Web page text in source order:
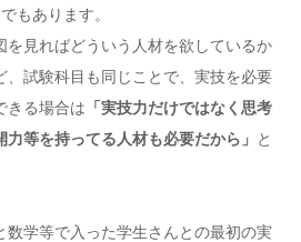
でもあります。
を見ればどういう人材を欲しているか
、試験科目も同じことで、実技を必要
きる場合は 「実技力だけではなく思考
等を持ってる人材も必要だから」 と
数学等で入った学生さんとの最初の実